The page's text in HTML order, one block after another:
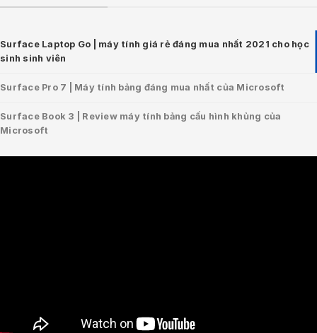
Surface Laptop Go | máy tính giá rẻ đáng mua nhất 2021 cho học
sinh sinh viên
Surface Pro 7 | Máy tính bảng đáng mua nhất của Microsoft
Surface Book 3 | Review máy tính bảng cấu hình khủng của
Microsoft